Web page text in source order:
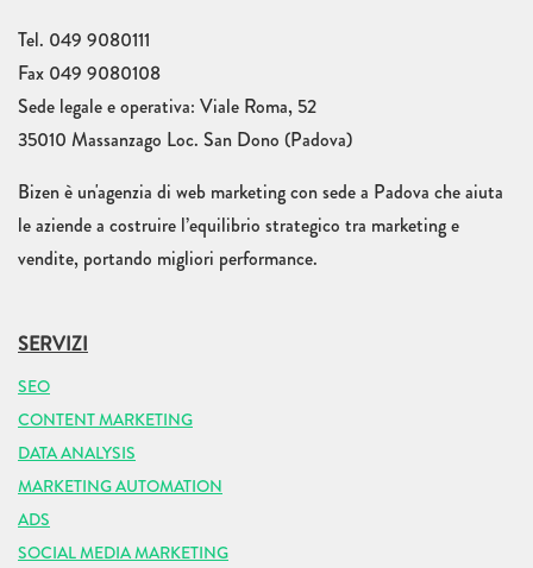
Tel. 049 9080111
Fax 049 9080108
Sede legale e operativa: Viale Roma, 52
35010 Massanzago Loc. San Dono (Padova)
Bizen è un'agenzia di web marketing con sede a Padova che aiuta
le aziende a costruire l’equilibrio strategico tra marketing e
vendite, portando migliori performance.
SERVIZI
SEO
CONTENT MARKETING
DATA ANALYSIS
MARKETING AUTOMATION
ADS
SOCIAL MEDIA MARKETING